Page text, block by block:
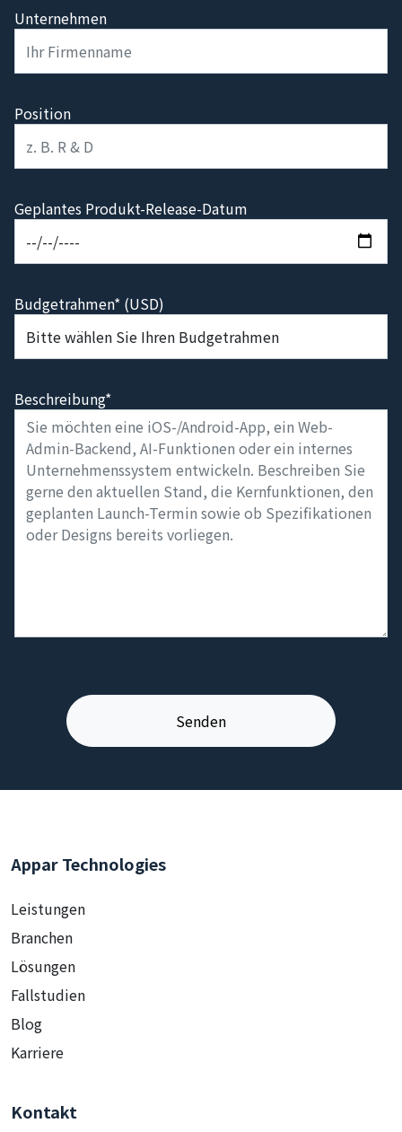
Unternehmen
Position
Geplantes Produkt-Release-Datum
Budgetrahmen* (USD)
Beschreibung*
Appar Technologies
Leistungen
Branchen
Lösungen
Fallstudien
Blog
Karriere
Kontakt